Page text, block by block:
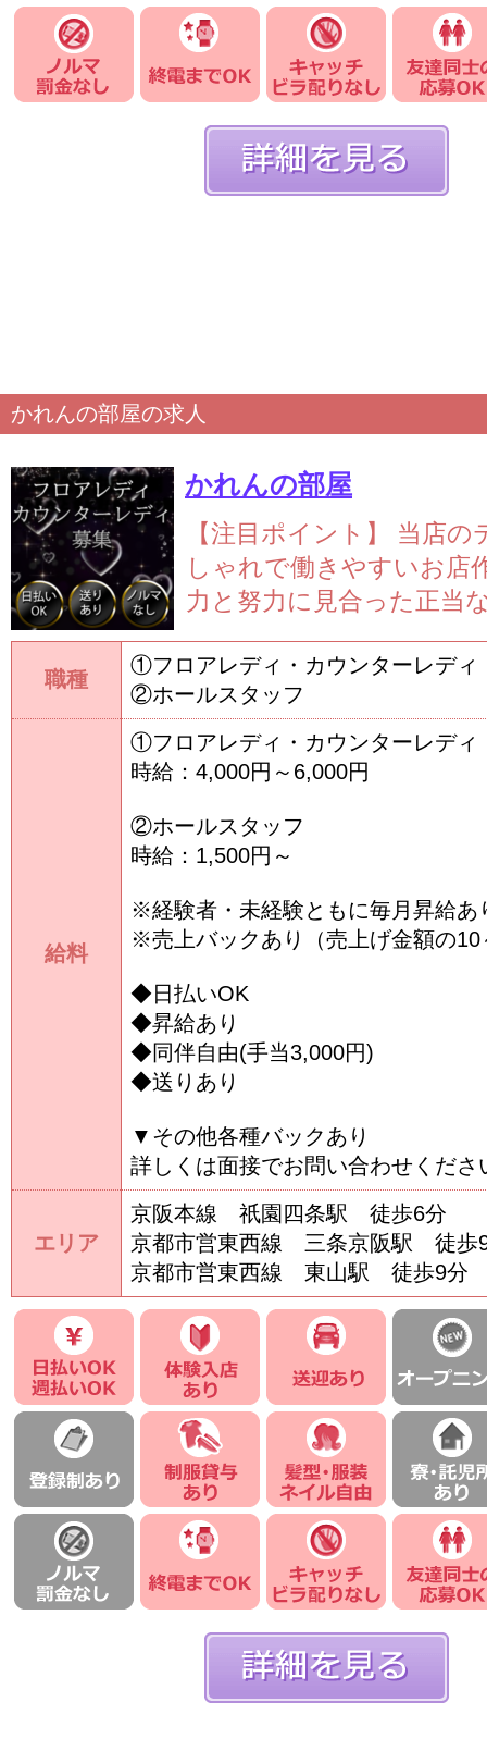
かれんの部屋の求人
かれんの部屋
職種
①フロアレディ・カウンターレディ
②ホールスタッフ
給料
①フロアレディ・カウンターレディ
時給：4,000円～6,000円
②ホールスタッフ
時給：1,500円～
※経験者・未経験ともに毎月昇給あ
※売上バックあり（売上げ金額の10
◆日払いOK
◆昇給あり
◆同伴自由(手当3,000円)
◆送りあり
▼その他各種バックあり
詳しくは面接でお問い合わせくださ
エリア
京阪本線 祇園四条駅 徒歩6分
京都市営東西線 三条京阪駅 徒歩
京都市営東西線 東山駅 徒歩9分
【注目ポイント】
当店の
しゃれで働きやすいお店
力と努力に見合った正当